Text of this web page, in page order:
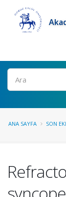
Ara
ANA SAYFA SON